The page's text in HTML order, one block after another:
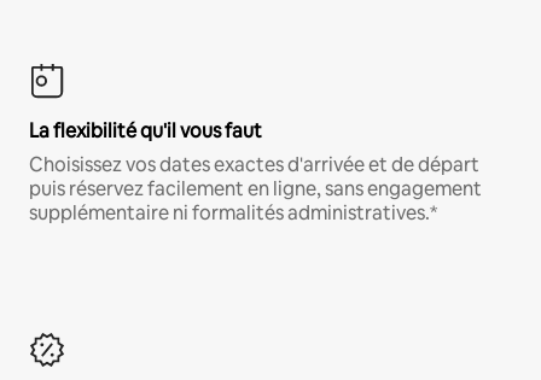
La flexibilité qu'il vous faut
Choisissez vos dates exactes d'arrivée et de départ
puis réservez facilement en ligne, sans engagement
supplémentaire ni formalités administratives.*